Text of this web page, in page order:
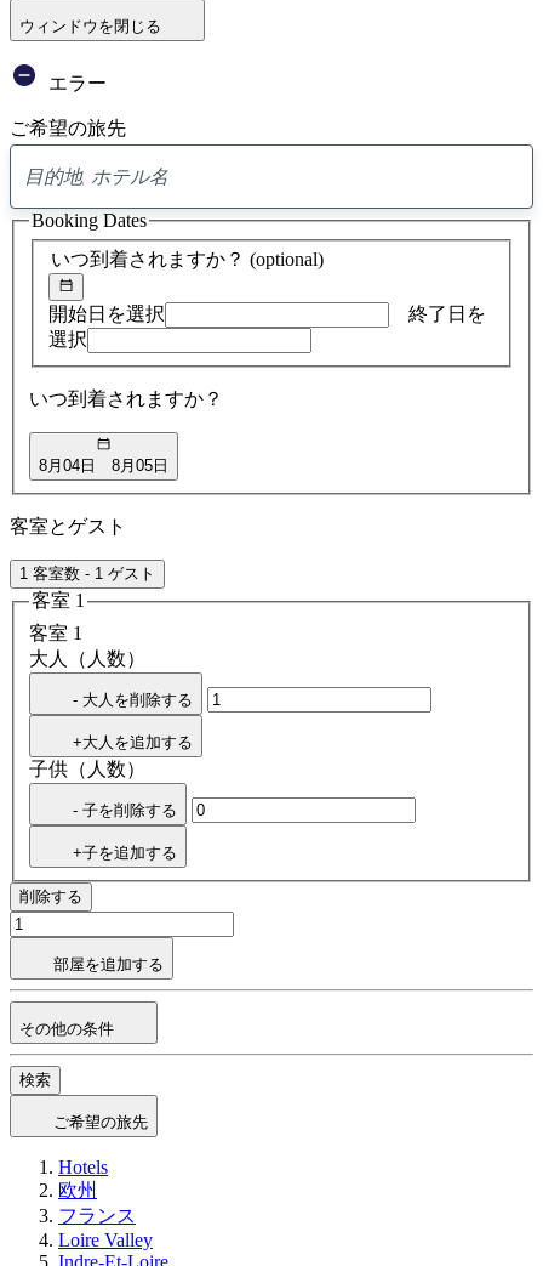
ウィンドウを閉じる
エラー
ご希望の旅先
ア
ド
バ
イ
検
索
いつ到着されますか？ (optional)
開始日を選択
終了日を
選択
いつ到着されますか？
8月04日 8月05日
Booking Dates
客室とゲスト
1 客室数 - 1 ゲスト
客室 1
客室 1
大人（人数）
- 大人を削除する
+大人を追加する
子供（人数）
- 子を削除する
+子を追加する
削除する
部屋を追加する
その他の条件
検索
ご希望の旅先
Hotels
欧州
フランス
Loire Valley
Indre-Et-Loire